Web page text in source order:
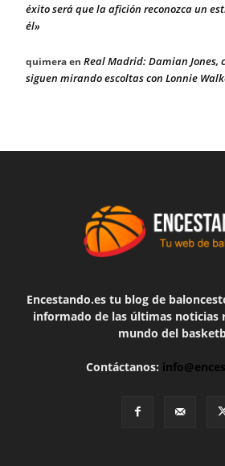
éxito será que la afición reconozca un
él»
quimeraen Real Madrid: Damian Jones,
siguen mirando escoltas con Lonnie
Encestando.es tu blog de
informado de las últimas noticias
mundo del
Contáctanos: